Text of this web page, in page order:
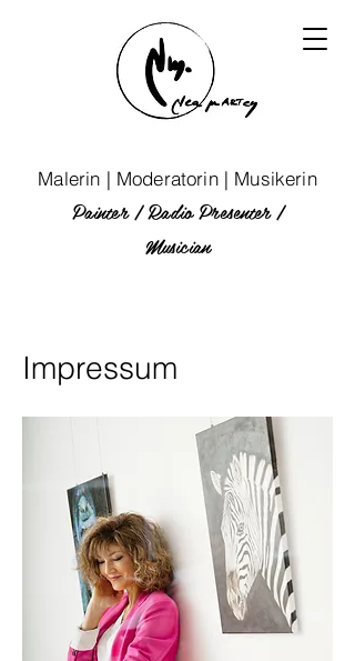
Malerin | Moderatorin | Musikerin
Painter | Radio Presenter|
Musician
Impressum